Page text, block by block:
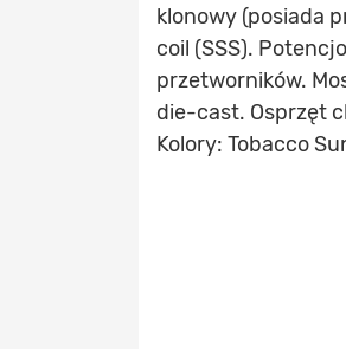
klonowy (posiada
coil (SSS).
przetworników.
die-cast. Osprzęt
Kolory: Tobacco